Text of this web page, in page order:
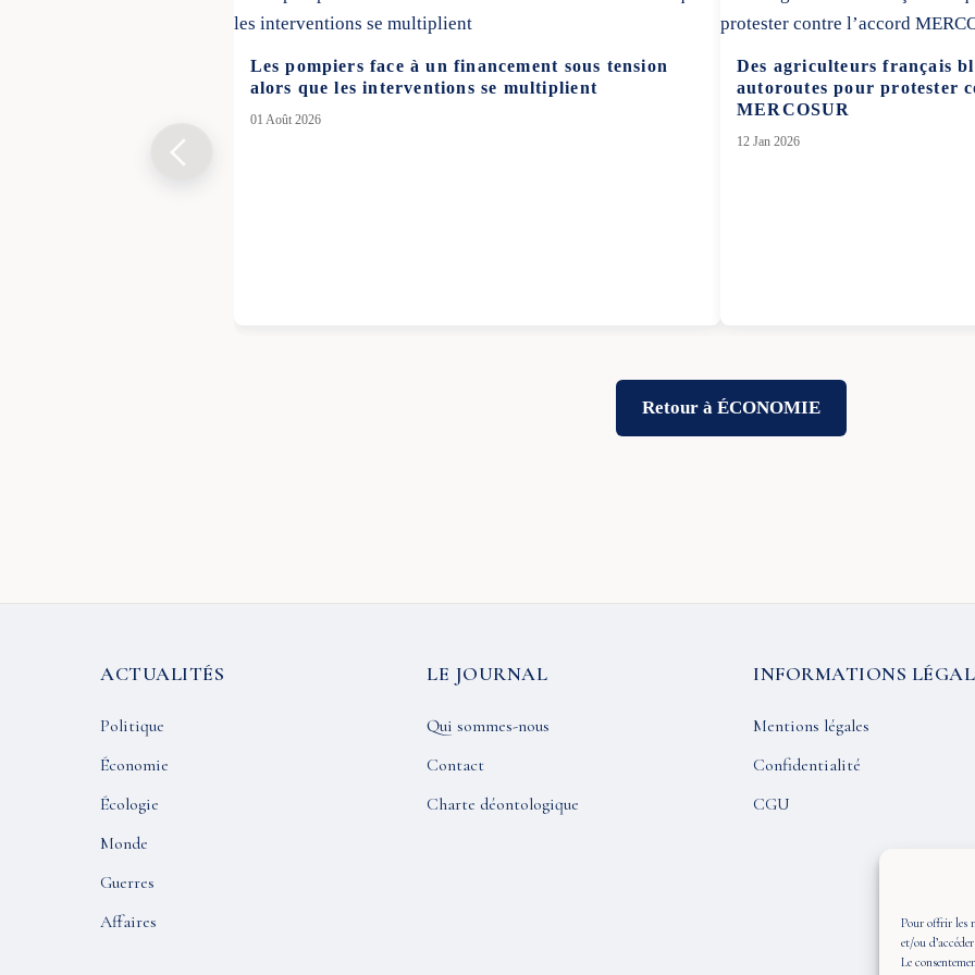
Pour offrir les
et/ou
Le
Les pompiers face à un financement sous tension
alors que les interventions se multiplient
01 Août 2026
Des agriculteurs français
autoroutes pour protester
MERCOSUR
12 Jan 2026
Retour à ÉCONOMIE
ACTUALITÉS
Politique
Économie
Écologie
Monde
Guerres
Affaires
LE JOURNAL
Qui sommes-nous
Contact
Charte déontologique
INFORMATIONS
Mentions légales
Confidentialité
CGU